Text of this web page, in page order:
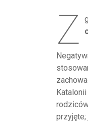
Z
przyjęte;